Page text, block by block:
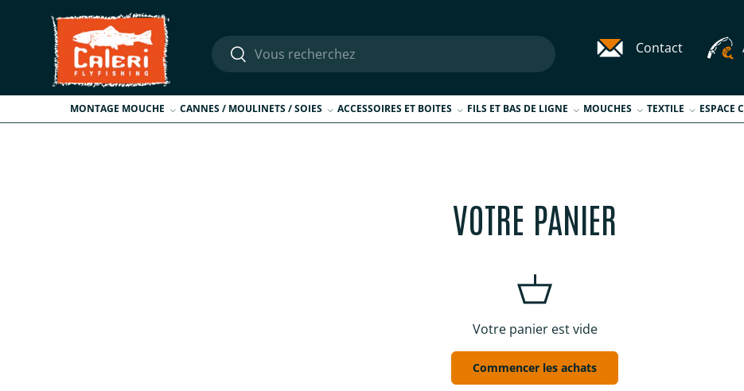
Aller au contenu
Recherche
Rechercher Contact
MONTAGE MOUCHE CANNES / MOULINETS / SOIES ACCESSOIRES ET BOITES FILS ET BAS DE LIGNE MOUCHES TEXTILE ESPACE
VOTRE PANIER
Votre panier est vide
Commencer les achats